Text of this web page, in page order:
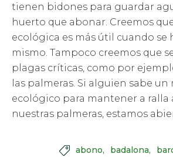
tienen bidones para guardar
huerto que abonar. Creemos
ecológica es más útil cuando se
mismo. Tampoco creemos que
plagas críticas, como por
las palmeras. Si alguien sabe
ecológico para mantener a ralla
nuestras palmeras, estamos
 abono badalona